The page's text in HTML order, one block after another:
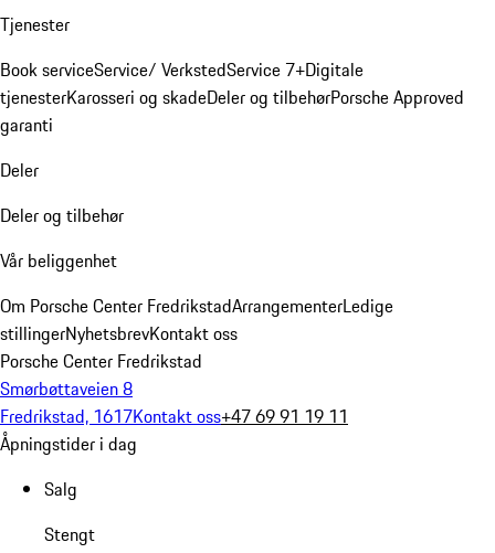
Tjenester
Book serviceService/ VerkstedService 7+Digitale
tjenesterKarosseri og skadeDeler og tilbehørPorsche Approved
garanti
Deler
Deler og tilbehør
Vår beliggenhet
Om Porsche Center FredrikstadArrangementerLedige
stillingerNyhetsbrevKontakt oss
Porsche Center Fredrikstad
Smørbøttaveien 8
Fredrikstad, 1617Kontakt oss+47 69 91 19 11
Åpningstider i dag
Salg
Stengt